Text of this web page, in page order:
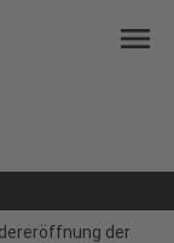
menu
der